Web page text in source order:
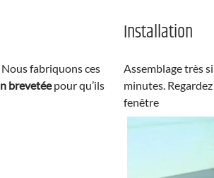
fabriquons ces
brevetéepour qu’ils
Installation
Assemblage très
minutes.
fenêtre